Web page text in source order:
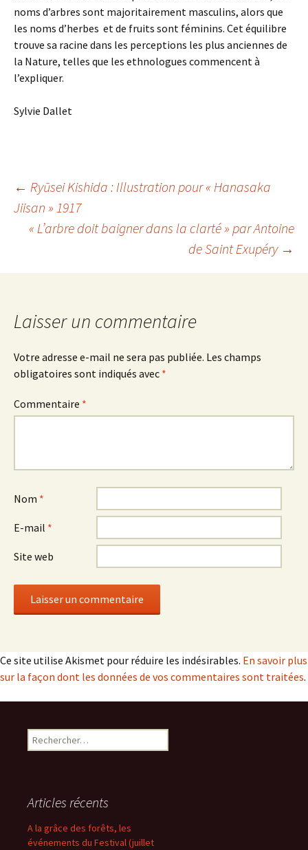
noms d’arbres sont majoritairement masculins, alors que
les noms d’herbes et de fruits sont féminins. Cet équilibre
trouve sa racine dans les perceptions les plus anciennes de
la Nature, telles que les ethnologues commencent à
l’expliquer.
Sylvie Dallet
Navigation
des
articles
← Ryūsei Kishida : Illustration pour « Hanasaka
Jiisan » 1917
« L’arbre doit baigner dans la clarté » par Antoine
de Saint Exupéry →
Laisser un commentaire
Votre adresse e-mail ne sera pas publiée. Les champs
obligatoires sont indiqués avec *
Commentaire *
Nom *
E-mail *
Site web
Ce site utilise Akismet pour réduire les indésirables. En savoir plus
sur la façon dont les données de vos commentaires sont traitées.
Rechercher :
Articles récents
A la grâce des forêts, les
événements du Festival (juillet